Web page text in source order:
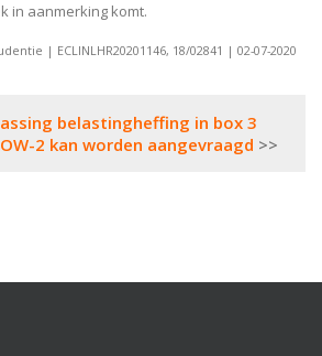
in aanmerking komt.
| ECLINLHR20201146, 18/02841 | 02-07-2020
belastingheffing in box 3
2 kan worden aangevraagd